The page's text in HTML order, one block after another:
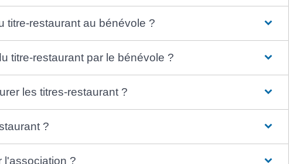
titre-restaurant au bénévole ?
titre-restaurant par le bénévole ?
les titres-restaurant ?
?
l'association ?